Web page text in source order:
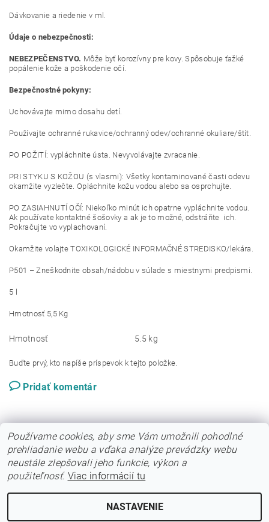
Dávkovanie a riedenie v ml.
Údaje o nebezpečnosti:
NEBEZPEČENSTVO. Môže byť korozívny pre kovy. Spôsobuje ťažké
popálenie kože a poškodenie očí.
Bezpečnostné pokyny:
Uchovávajte mimo dosahu detí.
Používajte ochranné rukavice/ochranný odev/ochranné okuliare/štít.
PO POŽITÍ: vypláchnite ústa. Nevyvolávajte zvracanie.
PRI STYKU S KOŽOU (s vlasmi): Všetky kontaminované časti odevu
okamžite vyzlečte. Opláchnite kožu vodou alebo sa osprchujte.
PO ZASIAHNUTÍ OČÍ: Niekoľko minút ich opatrne vypláchnite vodou.
Ak používate kontaktné šošovky a ak je to možné, odstráňte ich.
Pokračujte vo vyplachovaní.
Okamžite volajte TOXIKOLOGICKÉ INFORMAČNÉ STREDISKO/lekára.
P501 – Zneškodnite obsah/nádobu v súlade s miestnymi predpismi.
5 l
Hmotnosť 5,5 Kg
Hmotnosť 5.5 kg
Buďte prvý, kto napíše príspevok k tejto položke.
Pridať komentár
O nás | Obchodné podmienky | Zásady ochrany osobných údajov
|
Používame cookies, aby sme Vám umožnili pohodlné
prehliadanie webu a vďaka analýze prevádzky webu
neustále zlepšovali jeho funkcie, výkon a
použiteľnosť. Viac informácií tu
NASTAVENIE